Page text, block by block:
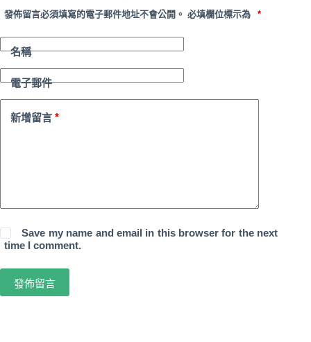
發佈留言必須填寫的電子郵件地址不會公開。 必填欄位標示為 *
名稱
電子郵件
新增留言 *
Save my name and email in this browser for the next
time I comment.
發佈留言